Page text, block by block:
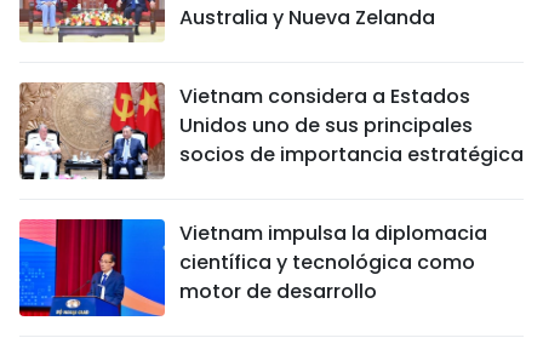
Australia y Nueva Zelanda
Vietnam considera a Estados
Unidos uno de sus principales
socios de importancia estratégica
Vietnam impulsa la diplomacia
científica y tecnológica como
motor de desarrollo